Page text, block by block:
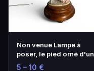
Non venue Lampe à
poser, le pied orné d'un
groupe de deux en…
5 – 10 €